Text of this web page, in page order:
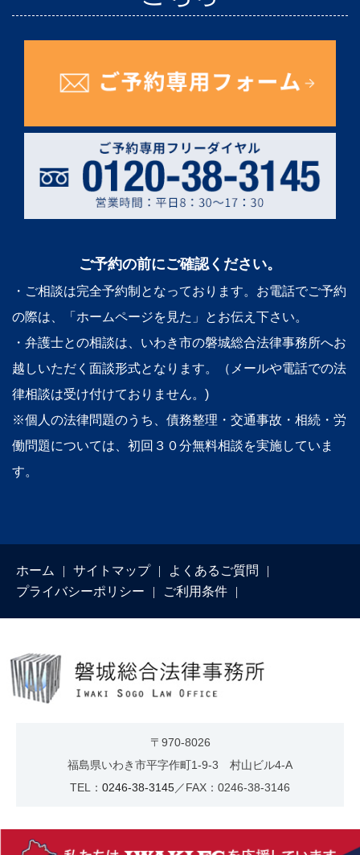
ご予約の前にご確認ください。
・ご相談は完全予約制となっております。お電話でご予約
の際は、「ホームページを見た」とお伝え下さい。
・弁護士との相談は、いわき市の磐城総合法律事務所へお
越しいただく面談形式となります。（メールや電話での法
律相談は受け付けておりません。)
※個人の法律問題のうち、債務整理・交通事故・相続・労
働問題については、初回３０分無料相談を実施していま
す。
ホーム サイトマップ
よくあるご質問
プライバシーポリシー
ご利用条件
〒970-8026
福島県いわき市平字作町1-9-3 村山ビル4-A
TEL： 0246-38-3145／FAX：0246-38-3146